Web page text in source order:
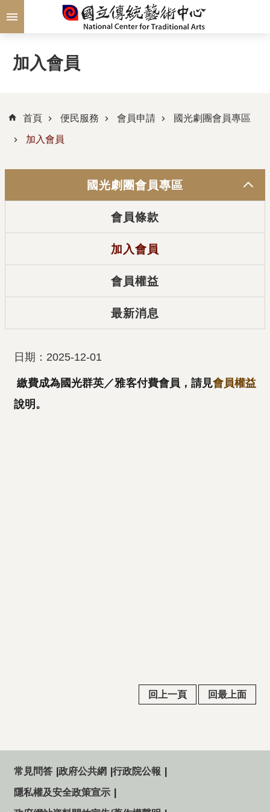
跳到主要內容區塊
加入會員
首頁 便民服務 會員申請 國光劇團會員專區
加入會員
國光劇團會員專區
會員條款
加入會員
會員權益
最新消息
日期：2025-12-01
繳費成為國光群英／雅客付費會員，請見會員權益
說明。
回上一頁 回最上面
常見問答 政府公共網 行政院公報
隱私權及安全政策宣示